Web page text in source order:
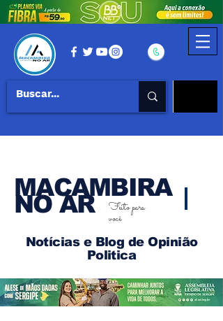
MACAMBIRA
NO AR
Feito para
você
Notícias e Blog de Opinião
Politica